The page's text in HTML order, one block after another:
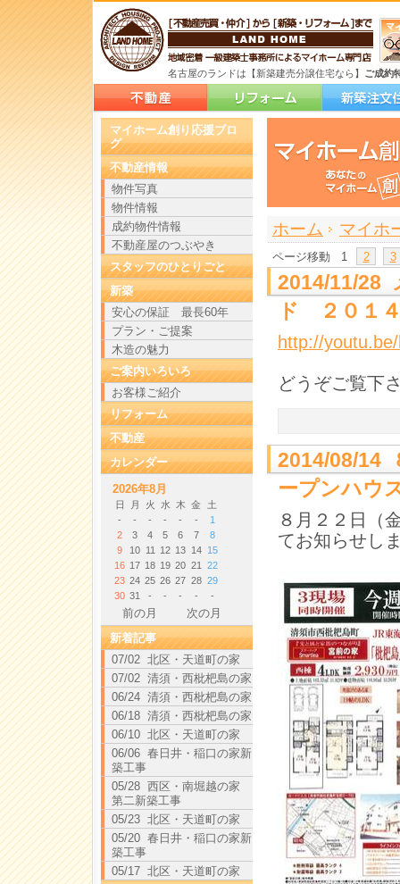
名古屋のランドは【新築建売分譲住宅なら】 ご成約
ホーム
> マイホ
>
ページ移動 1 2 3
2014/11/28
ド ２０１
http://
どうぞご覧下
2014/08/14
ープンハウ
８月２２日（
てお知らせし
マイホーム創り応援ブロ
グ
不動産情報
物件写真
物件情報
成約物件情報
不動産屋のつぶやき
スタッフのひとりごと
新築
安心の保証 最長60年
プラン・ご提案
木造の魅力
ご案内いろいろ
お客様ご紹介
リフォーム
不動産
カレンダー
2026年8月
日 月 火 水 木 金
土
-
- - - - -
1
2
3 4 5 6 7
8
9
10 11 12 13 14
15
16 17 18 19 20 21
22
23 24 25 26 27 28 29
30 31 - - - - -
前の月
次の月
新着記事
07/02 北区・天道町の家
07/02 清須・西枇杷島の家
06/24 清須・西枇杷島の家
06/18 清須・西枇杷島の家
06/10 北区・天道町の家
06/06 春日井・稲口の家新
築工事
05/28 西区・南堀越の家
第二新築工事
05/23 北区・天道町の家
05/20 春日井・稲口の家新
築工事
05/17 北区・天道町の家